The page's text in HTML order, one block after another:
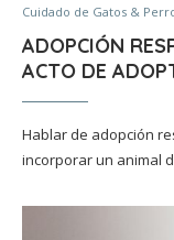
Cuidado de Gatos &
ADOPCIÓN
ACTO DE
Hablar de adopción
incorporar un animal